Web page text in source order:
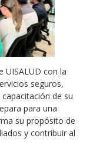
UISALUD con la
seguros,
de su
para una
su propósito de
y contribuir al